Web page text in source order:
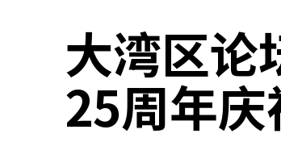
新闻及活动
业务领域
大湾区论
25周年